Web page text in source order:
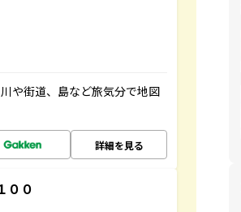
や街道、島など旅気分で地図
詳細を見る
００